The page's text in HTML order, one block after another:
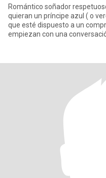
Romántico soñador
quieran un príncipe azul ( o
que esté dispuesto a un
empiezan con una